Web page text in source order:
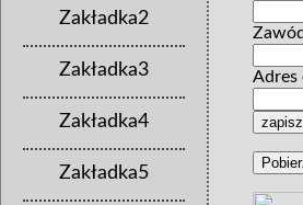
Zakładka2
Zakładka3
Zakładka4
Zakładka5
Adres